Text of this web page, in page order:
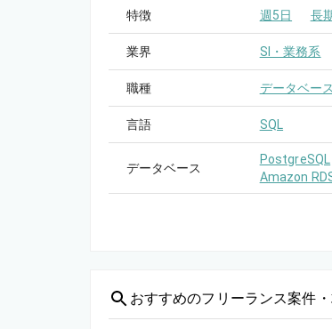
特徴 週5日 長
業界 SI・業務系
職種 データベー
言語 SQL
データベース
PostgreSQL
Amazon
おすすめのフリーランス案件